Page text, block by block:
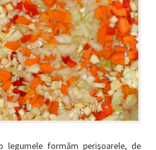
legumele formăm perişoarele, de